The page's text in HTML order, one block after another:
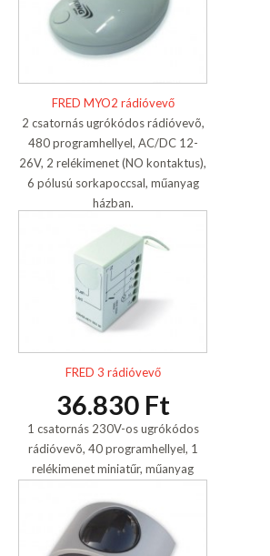
FRED MYO2 rádióvevő
2 csatornás ugrókódos rádióvevõ,
480 programhellyel, AC/DC 12-
26V, 2 relékimenet (NO kontaktus),
6 pólusú sorkapoccsal, műanyag
házban.
FRED 3 rádióvevő
36.830 Ft
1 csatornás 230V-os ugrókódos
rádióvevõ, 40 programhellyel, 1
relékimenet miniatűr, műanyag